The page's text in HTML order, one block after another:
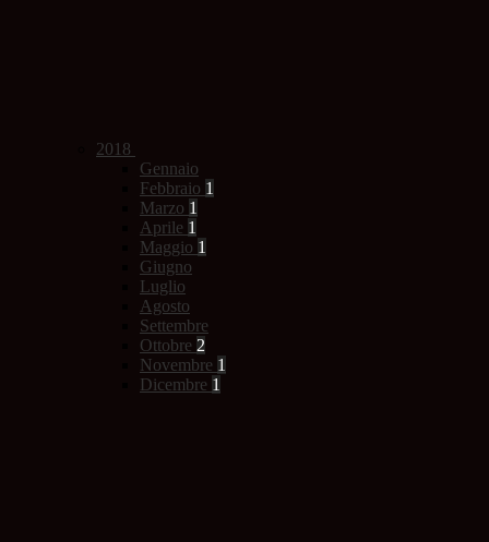
2018
Gennaio
Febbraio 1
Marzo 1
Aprile 1
Maggio 1
Giugno
Luglio
Agosto
Settembre
Ottobre 2
Novembre 1
Dicembre 1